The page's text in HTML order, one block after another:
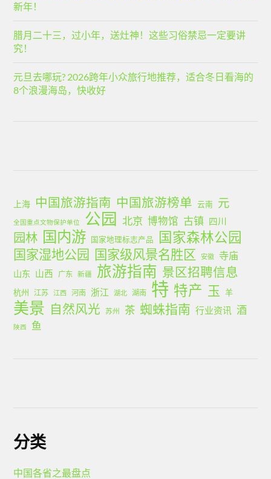
新年！
腊月二十三，过小年，送灶神！这些习俗禁忌一定要讲
究！
元旦去哪玩? 2026跨年小众旅行地推荐，适合冬日看海的
8个浪漫海岛，快收好
上海 中国旅游指南 中国旅游榜单 云南 元
全国重点文物保护单位 公园 北京 博物馆 古镇 四川
园林 国内游 国家地理标志产品 国家森林公园
国家湿地公园 国家级风景名胜区 安徽 寺庙
山东 山西 广东 新疆 旅游指南 景区招聘信息
杭州 江苏 江西 河南 浙江 湖北 湖南 特 特产 玉 羊
美景 自然风光 苏州 茶 蜘蛛指南 行业资讯 酒
陕西 鱼
分类
中国各省之最盘点